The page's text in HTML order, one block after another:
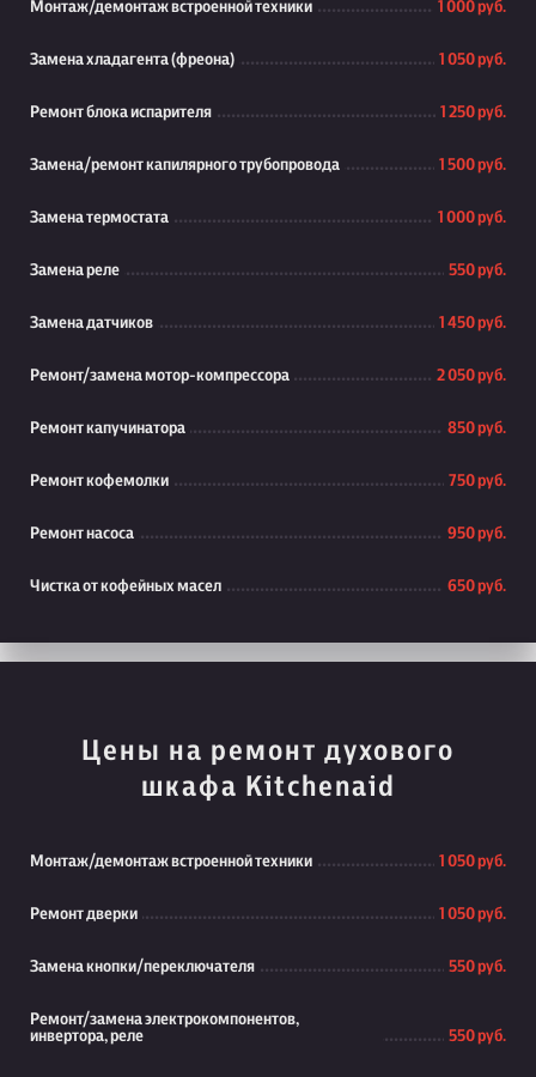
Монтаж/демонтаж встроенной техники 1 000 руб.
Замена хладагента (фреона) 1 050 руб.
Ремонт блока испарителя 1 250 руб.
Замена/ремонт капилярного трубопровода 1 500 руб.
Замена термостата 1 000 руб.
Замена реле 550 руб.
Замена датчиков 1 450 руб.
Ремонт/замена мотор-компрессора 2 050 руб.
Ремонт капучинатора 850 руб.
Ремонт кофемолки 750 руб.
Ремонт насоса 950 руб.
Чистка от кофейных масел 650 руб.
Цены на ремонт духового
шкафа Kitchenaid
Монтаж/демонтаж встроенной техники 1 050 руб.
Ремонт дверки 1 050 руб.
Замена кнопки/переключателя 550 руб.
Ремонт/замена электрокомпонентов,
инвертора, реле
550 руб.